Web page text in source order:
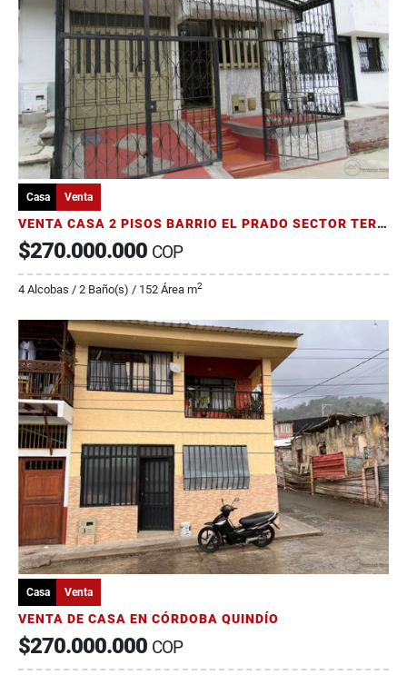
Casa Venta
VENTA CASA 2 PISOS BARRIO EL PRADO SECTOR TERMINAL ARMENIA
$270.000.000 COP
4 Alcobas / 2 Baño(s) / 152 Área m2
Casa Venta
VENTA DE CASA EN CÓRDOBA QUINDÍO
$270.000.000 COP